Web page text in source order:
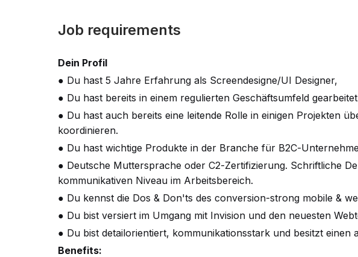
Job requirements
Dein Profil
● Du hast 5 Jahre Erfahrung als Screendesigne/UI Designer,
● Du hast bereits in einem regulierten Geschäftsumfeld
● Du hast auch bereits eine leitende Rolle in einigen Projekten
koordinieren.
● Du hast wichtige Produkte in der Branche für B2C-
● Deutsche Muttersprache oder C2-Zertifizierung. Schriftliche
kommunikativen Niveau im Arbeitsbereich.
● Du kennst die Dos & Don'ts des conversion-strong mobile &
● Du bist versiert im Umgang mit Invision und den neuesten
● Du bist detailorientiert, kommunikationsstark und besitzt einen
Benefits: